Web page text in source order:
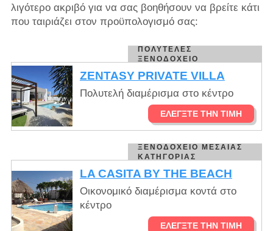
λιγότερο ακριβό για να σας βοηθήσουν να βρείτε κάτι
που ταιριάζει στον προϋπολογισμό σας:
ΠΟΛΥΤΕΛΈΣ
ΞΕΝΟΔΟΧΕΊΟ
ZENTASY PRIVATE VILLA
Πολυτελή διαμέρισμα στο κέντρο
ΕΛΈΓΞΤΕ ΤΗΝ ΤΙΜΉ
ΞΕΝΟΔΟΧΕΊΟ ΜΕΣΑΊΑΣ
ΚΑΤΗΓΟΡΊΑΣ
LA CASITA BY THE BEACH
Οικονομικό διαμέρισμα κοντά στο
κέντρο
ΕΛΈΓΞΤΕ ΤΗΝ ΤΙΜΉ